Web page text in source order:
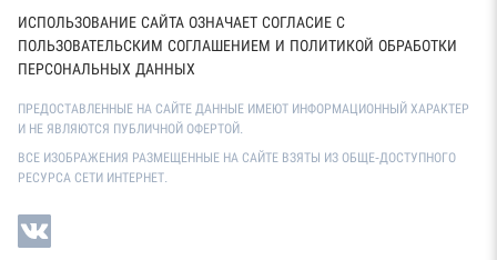
ИСПОЛЬЗОВАНИЕ САЙТА ОЗНАЧАЕТ СОГЛАСИЕ С
ПОЛЬЗОВАТЕЛЬСКИМ СОГЛАШЕНИЕМ И ПОЛИТИКОЙ ОБРАБОТКИ
ПЕРСОНАЛЬНЫХ ДАННЫХ
ПРЕДОСТАВЛЕННЫЕ НА САЙТЕ ДАННЫЕ ИМЕЮТ ИНФОРМАЦИОННЫЙ ХАРАКТЕР
И НЕ ЯВЛЯЮТСЯ ПУБЛИЧНОЙ ОФЕРТОЙ.
ВСЕ ИЗОБРАЖЕНИЯ РАЗМЕЩЕННЫЕ НА САЙТЕ ВЗЯТЫ ИЗ ОБЩЕ-ДОСТУПНОГО
РЕСУРСА СЕТИ ИНТЕРНЕТ.